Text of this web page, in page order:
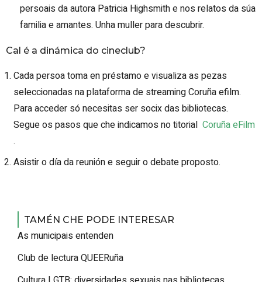
persoais da autora Patricia Highsmith e nos relatos da súa
familia e amantes. Unha muller para descubrir.
Cal é a dinámica do cineclub?
Cada persoa toma en préstamo e visualiza as pezas
seleccionadas na plataforma de streaming Coruña efilm.
Para acceder só necesitas ser socix das bibliotecas.
Segue os pasos que che indicamos no titorial Coruña eFilm
.
Asistir o día da reunión e seguir o debate proposto.
TAMÉN CHE PODE INTERESAR
As municipais entenden
Club de lectura QUEERuña